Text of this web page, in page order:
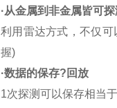
·从金属到非金属皆可探
利用雷达方式，不仅
握)
·数据的保存?回放
1次探测可以保存相当